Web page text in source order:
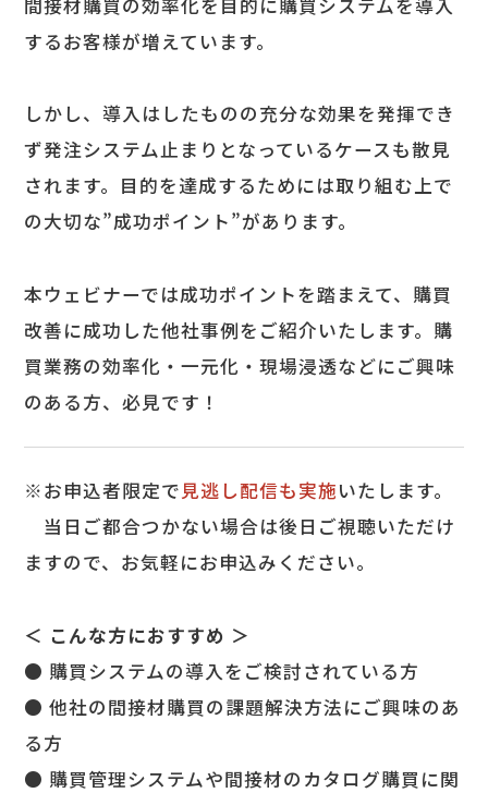
するお客様が増えています。
しかし、導入はしたものの充分な効果を発揮でき
ず発注システム止まりとなっているケースも散見
されます。目的を達成するためには取り組む上で
の大切な”成功ポイント”があります。
本ウェビナーでは成功ポイントを踏まえて、購買
改善に成功した他社事例をご紹介いたします。購
買業務の効率化・一元化・現場浸透などにご興味
のある方、必見です！
※お申込者限定で見逃し配信も実施いたします。
当日ご都合つかない場合は後日ご視聴いただけ
ますので、お気軽にお申込みください。
＜ こんな方におすすめ ＞
● 購買システムの導入をご検討されている方
● 他社の間接材購買の課題解決方法にご興味のあ
る方
● 購買管理システムや間接材のカタログ購買に関